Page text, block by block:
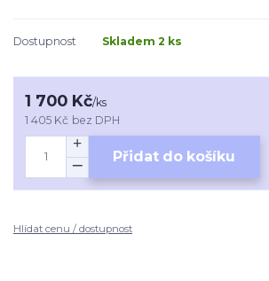
Dostupnost Skladem 2 ks
1 700 Kč/ks
1 405 Kč bez DPH
Přidat do košíku
Hlídat cenu / dostupnost